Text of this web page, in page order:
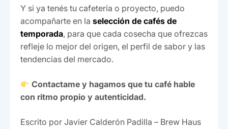
Y si ya tenés tu cafetería o proyecto, puedo
acompañarte en la selección de cafés de
temporada, para que cada cosecha que ofrezcas
refleje lo mejor del origen, el perfil de sabor y las
tendencias del mercado.
Contactame y hagamos que tu café hable
con ritmo propio y autenticidad.
Escrito por Javier Calderón Padilla – Brew Haus